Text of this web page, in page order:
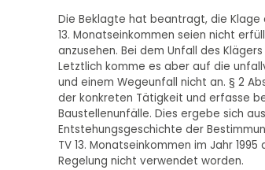
Die Beklagte hat beantragt, die Klage
13. Monatseinkommen seien nicht
anzusehen. Bei dem Unfall des
Letztlich komme es aber auf die
und einem Wegeunfall nicht an. § 2
der konkreten Tätigkeit und erfasse
Baustellenunfälle. Dies ergebe sich
Entstehungsgeschichte der
TV 13. Monatseinkommen im Jahr
Regelung nicht verwendet worden.